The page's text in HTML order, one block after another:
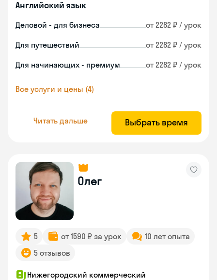
Английский язык
Деловой - для бизнеса от 2282 ₽ / урок
Для путешествий от 2282 ₽ / урок
Для начинающих - премиум от 2282 ₽ / урок
Все услуги и цены (4)
Читать дальше Выбрать время
Олег
5 от 1590 ₽ за урок
10 лет опыта
5 отзывов
Нижегородский коммерческий